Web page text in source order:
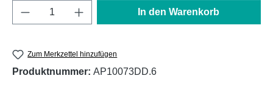
Produkt Anzahl: Gib den gewünschten
In den Warenkorb
Zum Merkzettel hinzufügen
Produktnummer: AP10073DD.6